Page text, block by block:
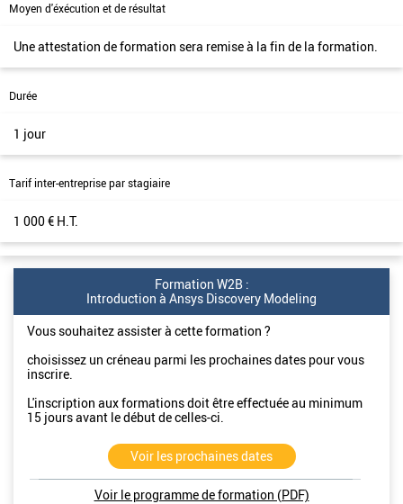
Moyen d'éxécution et de résultat
Une attestation de formation sera remise à la fin de la formation.
Durée
1 jour
Tarif inter-entreprise par stagiaire
1 000 € H.T.
Formation W2B :
Introduction à Ansys Discovery Modeling
Vous souhaitez assister à cette formation ?
choisissez un créneau parmi les prochaines dates pour vous
inscrire.
L'inscription aux formations doit être effectuée au minimum
15 jours avant le début de celles-ci.
Voir les prochaines dates
Voir le programme de formation (PDF)